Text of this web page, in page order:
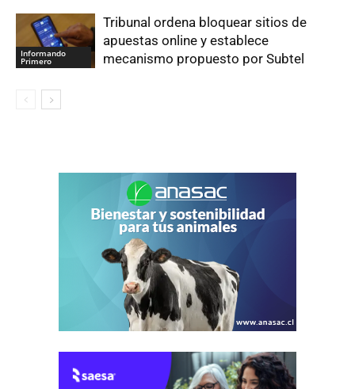
Informando
Primero
Tribunal ordena bloquear sitios de
apuestas online y establece
mecanismo propuesto por Subtel